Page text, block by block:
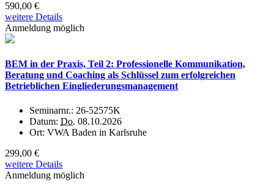
590,00 €
weitere Details
Anmeldung möglich
BEM in der Praxis, Teil 2: Professionelle Kommunikation,
Beratung und Coaching als Schlüssel zum erfolgreichen
Betrieblichen Eingliederungsmanagement
Seminarnr.: 26-52575K
Datum: Do. 08.10.2026
Ort: VWA Baden in Karlsruhe
299,00 €
weitere Details
Anmeldung möglich